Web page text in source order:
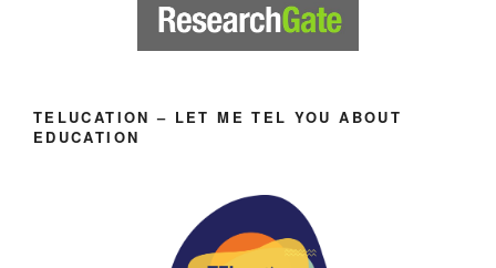
TELUCATION – LET ME TEL YOU ABOUT
EDUCATION